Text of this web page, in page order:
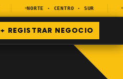
NORTE · CENTRO · SUR
+ REGISTRAR NEGOCIO